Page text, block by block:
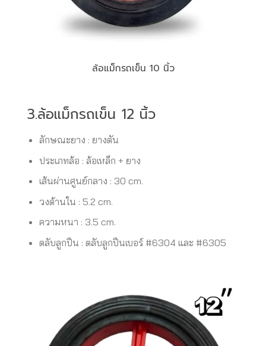
ล้อแม็กรถเข็น 10 นิ้ว
3.ล้อแม็กรถเข็น 12 นิ้ว
ลักษณะยาง : ยางตัน
ประเภทล้อ : ล้อเหล็ก + ยาง
เส้นผ่านศูนย์กลาง : 30 cm.
วงด้านใน : 5.2 cm.
ความหนา : 3.5 cm.
ตลับลูกปืน : ตลับลูกปืนเบอร์ #6304 และ #6305